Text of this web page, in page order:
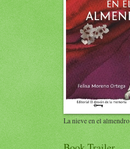
La nieve en el almendro